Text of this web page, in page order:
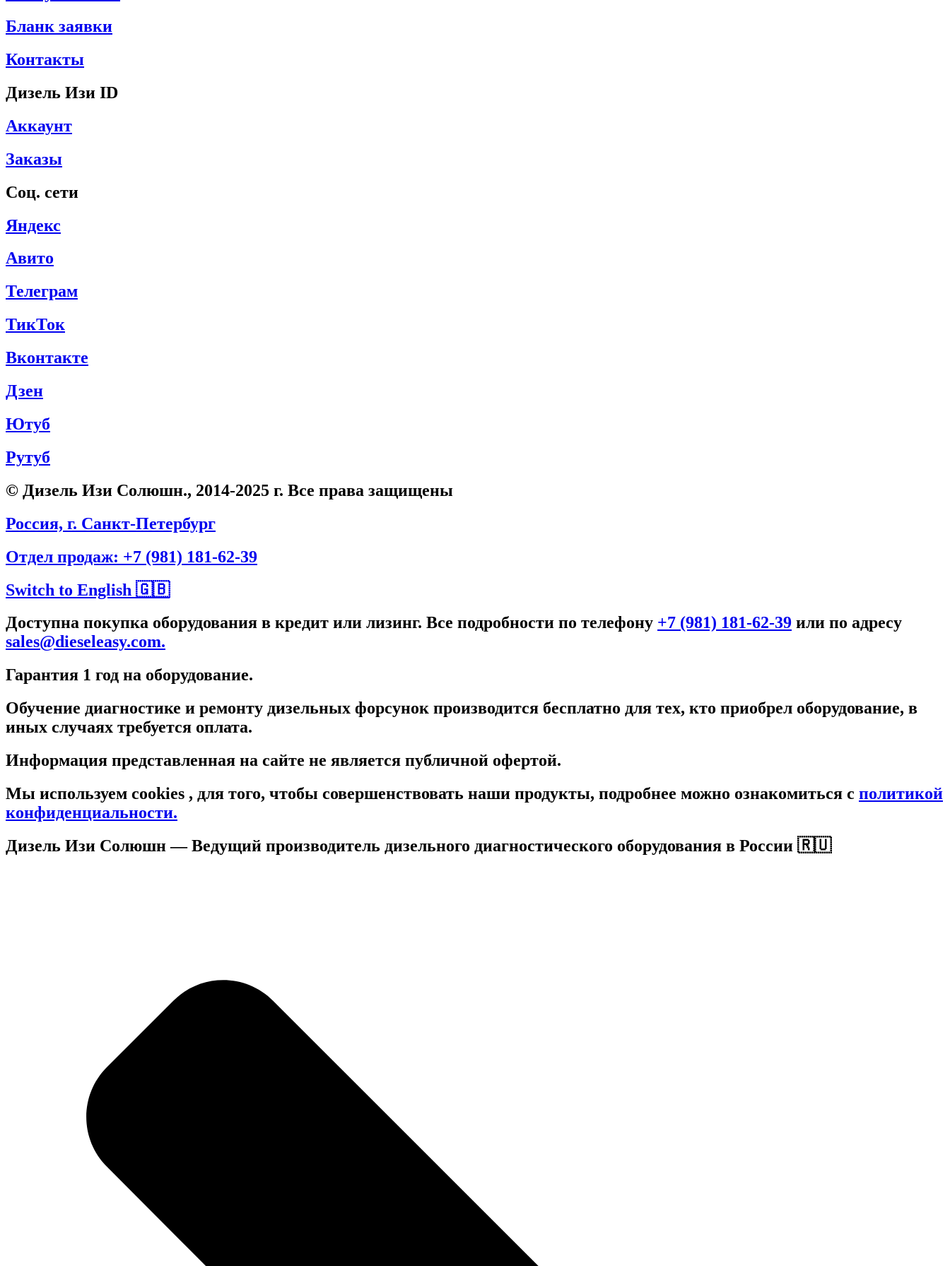
Бланк заявки
Контакты
Дизель Изи ID
Аккаунт
Заказы
Соц. сети
Яндекс
Авито
Телеграм
ТикТок
Вконтакте
Дзен
Ютуб
Рутуб
© Дизель Изи Солюшн., 2014-2025 г. Все права защищены
Россия, г. Санкт-Петербург
Отдел продаж: +7 (981) 181-62-39
Switch to English 🇬🇧
Доступна покупка оборудования в кредит или лизинг. Все подробности по телефону +7 (981) 181-62-39 или по адресу
sales@dieseleasy.com.
Гарантия 1 год на оборудование.
Обучение диагностике и ремонту дизельных форсунок производится бесплатно для тех, кто приобрел оборудование, в
иных случаях требуется оплата.
Информация представленная на сайте не является публичной офертой.
Мы используем cookies , для того, чтобы совершенствовать наши продукты, подробнее можно ознакомиться c политикой
конфиденциальности.
Дизель Изи Солюшн— Ведущий производитель дизельного диагностического оборудования в России 🇷🇺